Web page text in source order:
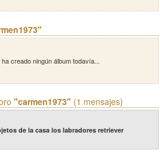
creado ningún álbum todavía...
"carmen1973" (1 mensajes)
de la casa los labradores retriever